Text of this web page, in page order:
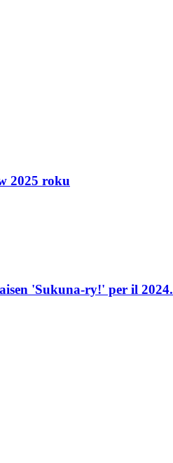
2025 roku
'Sukuna-ry!' per il 2024.